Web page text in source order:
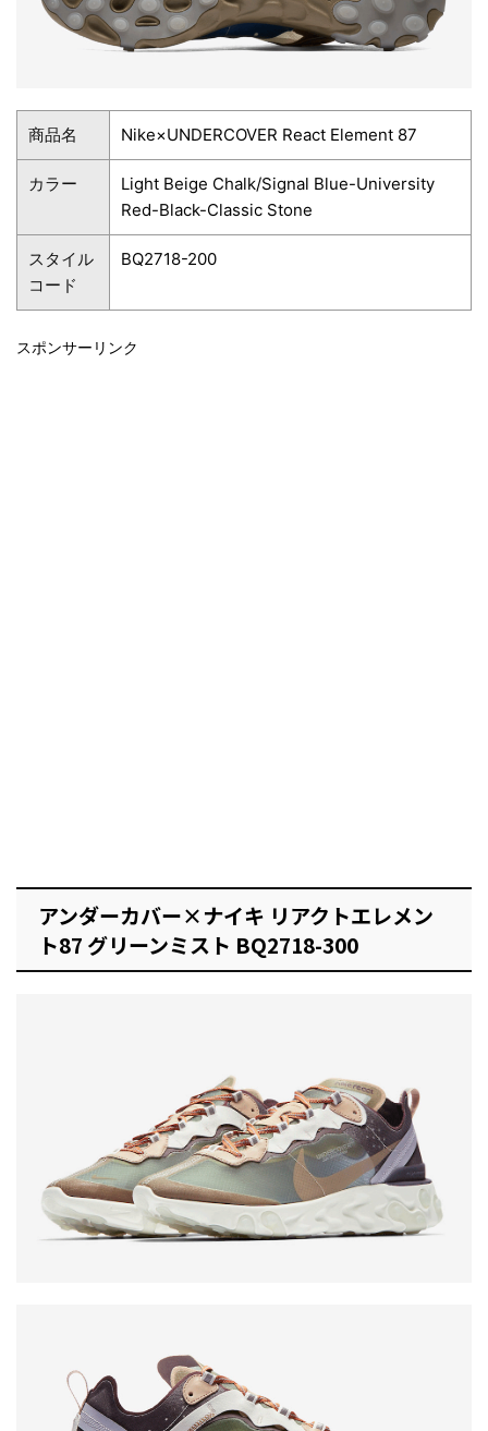
商品名 Nike×UNDERCOVER React Element 87
カラー
Light Beige Chalk/Signal Blue-University
Red-Black-Classic Stone
スタイル
コード
BQ2718-200
スポンサーリンク
アンダーカバー×ナイキ リアクトエレメン
ト87 グリーンミスト BQ2718-300